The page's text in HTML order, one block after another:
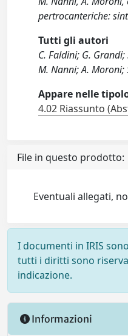
pertrocanteriche:
Tutti gli autori
C. Faldini; G.
M. Nanni; A. Moroni;
Appare nelle
4.02 Riassunto
File in questo prodotto:
Eventuali allegati,
I documenti in IRIS
tutti i diritti sono
indicazione.
Informazioni